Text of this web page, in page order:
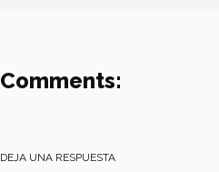
Comments:
DEJA UNA RESPUESTA